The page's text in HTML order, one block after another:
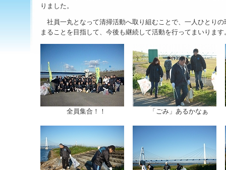
りました。
社員一丸となって清掃活動へ取り組むことで、一人ひとり
まることを目指して、今後も継続して活動を行ってまいります
全員集合！！ 「ごみ」あるかなぁ